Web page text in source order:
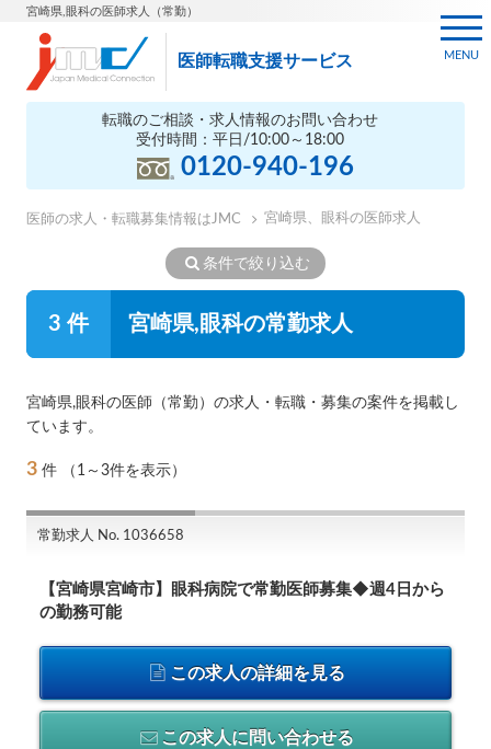
宮崎県,眼科の医師求人（常勤）
医師転職支援サービス
転職のご相談・求人情報のお問い合わせ
受付時間：平日/10:00～18:00
0120-940-196
MENU
医師の求人・転職募集情報はJMC 宮崎県、眼科の医師求人
条件で絞り込む
3 件 宮崎県,眼科の常勤求人
宮崎県,眼科の医師（常勤）の求人・転職・募集の案件を掲載し
ています。
3 件 （1～3件を表示）
常勤求人 No. 1036658
【宮崎県宮崎市】眼科病院で常勤医師募集◆週4日から
の勤務可能
この求人の詳細を見る
この求人に問い合わせる